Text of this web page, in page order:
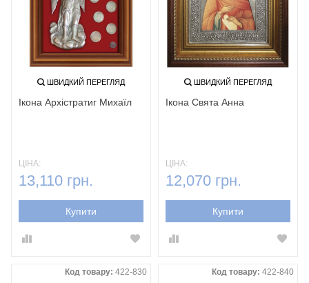
ШВИДКИЙ ПЕРЕГЛЯД
Ікона Архістратиг Михаїл
ЦІНА:
13,110 грн.
Купити
ШВИДКИЙ ПЕРЕГЛЯД
Ікона Свята Анна
ЦІНА:
12,070 грн.
Купити
Код товару: 422-830 Код товару: 422-840